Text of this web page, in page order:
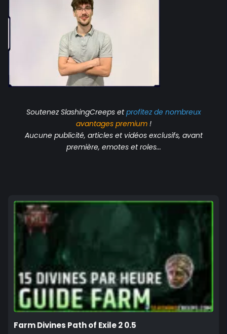
Soutenez SlashingCreeps etprofitez de nombreux
avantagespremium!
Aucune publicité, articles et vidéos exclusifs, avant
première, emotes et roles...
Farm Divines Path of Exile 2 0.5